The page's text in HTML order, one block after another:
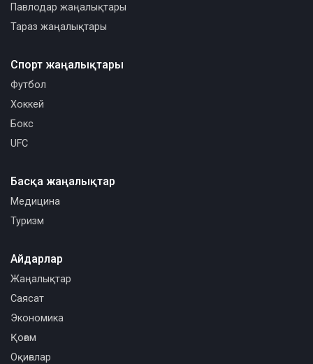
Павлодар жаңалықтары
Тараз жаңалықтары
Спорт жаңалықтары
Футбол
Хоккей
Бокс
UFC
Басқа жаңалықтар
Медицина
Туризм
Айдарлар
Жаңалықтар
Саясат
Экономика
Қоғам
Оқиғалар